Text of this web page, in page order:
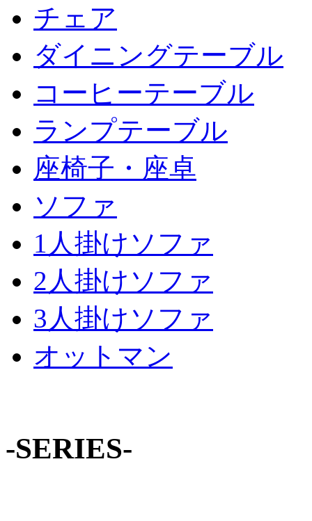
チェア
ダイニングテーブル
コーヒーテーブル
ランプテーブル
座椅子・座卓
ソファ
1人掛けソファ
2人掛けソファ
3人掛けソファ
オットマン
-SERIES-